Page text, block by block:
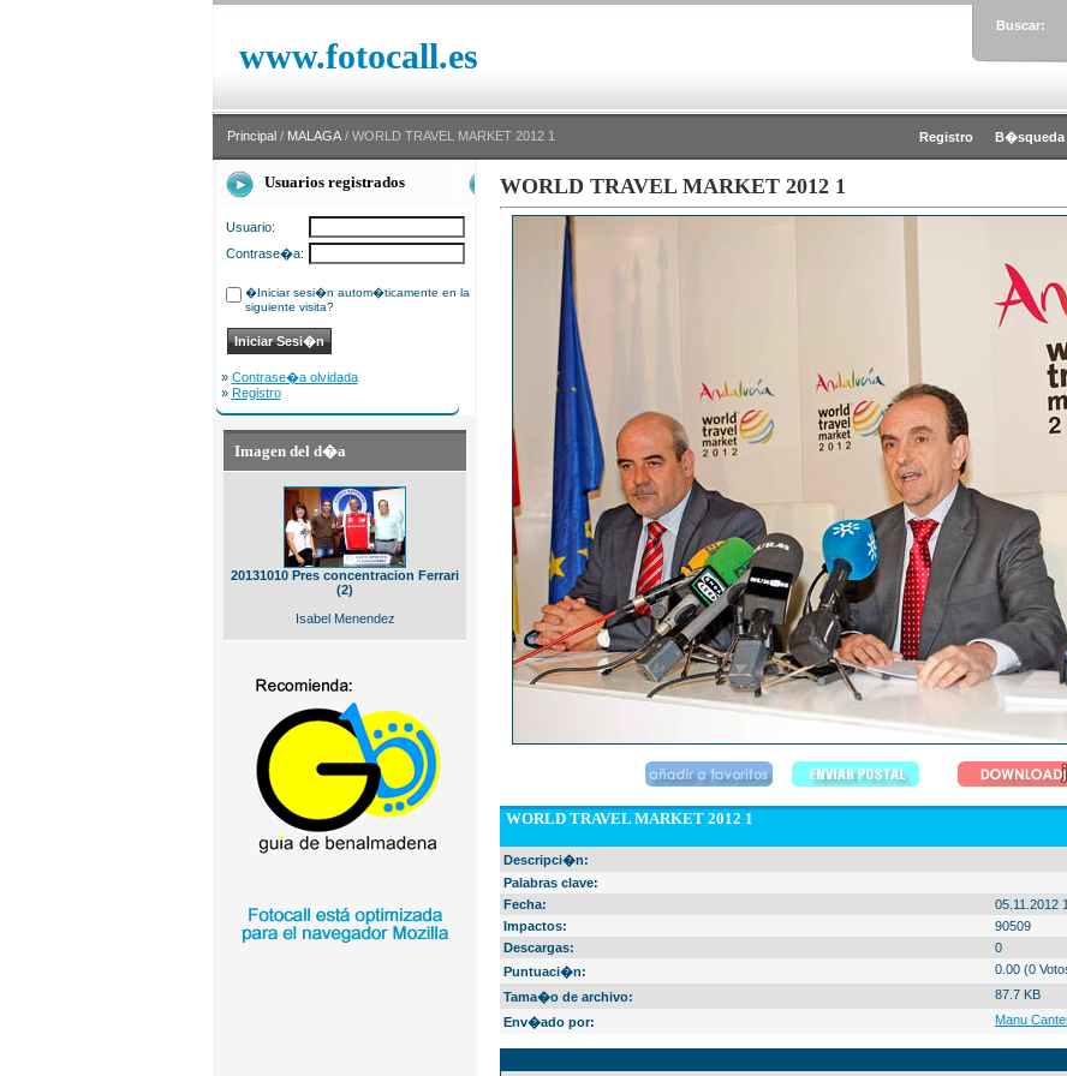
www.fotocall.es
Buscar:
Principal / MALAGA / WORLD TRAVEL MARKET 2012 1 Registro B�squeda
Usuarios registrados
Usuario:
Contrase�a:
�Iniciar sesi�n autom�ticamente en la
siguiente visita?
» Contrase�a olvidada
» Registro
Imagen del d�a
20131010 Pres concentracion Ferrari
(2)
Isabel Menendez
WORLD TRAVEL MARKET 2012 1
WORLD TRAVEL MARKET 2012 1
Descripci�n:
Palabras clave:
Fecha:
05.11.2012
Impactos:
90509
Descargas:
0
Puntuaci�n:
0.00 (0
Tama�o de archivo:
87.7 KB
Env�ado por:
Manu